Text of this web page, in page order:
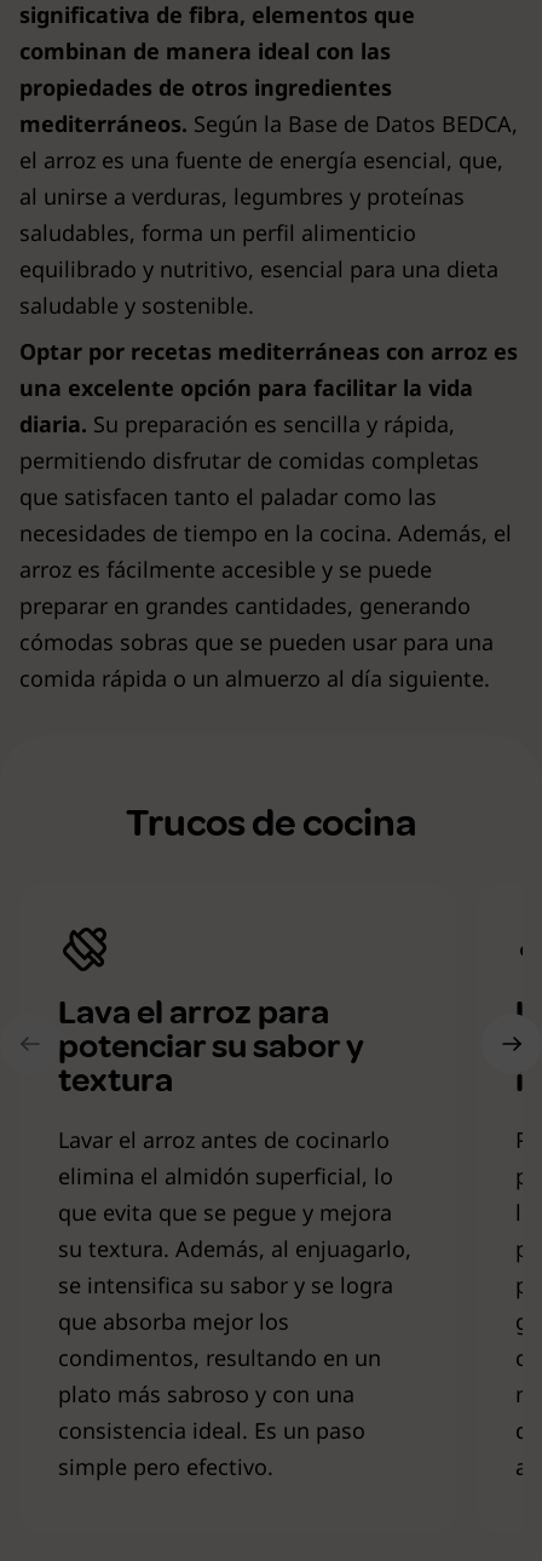
significativa de fibra, elementos que
combinan de manera ideal con las
propiedades de otros ingredientes
mediterráneos. Según la Base de Datos BEDCA,
el arroz es una fuente de energía esencial, que,
al unirse a verduras, legumbres y proteínas
saludables, forma un perfil alimenticio
equilibrado y nutritivo, esencial para una dieta
saludable y sostenible.
Optar por recetas mediterráneas con arroz es
una excelente opción para facilitar la vida
diaria. Su preparación es sencilla y rápida,
permitiendo disfrutar de comidas completas
que satisfacen tanto el paladar como las
necesidades de tiempo en la cocina. Además, el
arroz es fácilmente accesible y se puede
preparar en grandes cantidades, generando
cómodas sobras que se pueden usar para una
comida rápida o un almuerzo al día siguiente.
Trucos de cocina
Lava el arroz para
potenciar su sabor y
textura
Lavar el arroz antes de cocinarlo
elimina el almidón superficial, lo
que evita que se pegue y mejora
su textura. Además, al enjuagarlo,
se intensifica su sabor y se logra
que absorba mejor los
condimentos, resultando en un
plato más sabroso y con una
consistencia ideal. Es un paso
simple pero efectivo.